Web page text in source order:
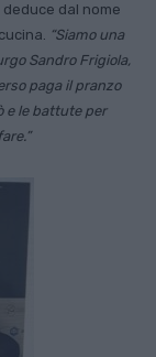
dal nome
“Siamo una
Sandro Frigiola,
paga il pranzo
e le battute per